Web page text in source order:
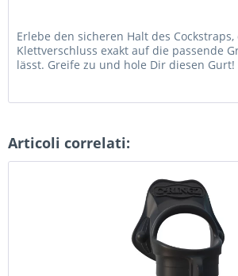
Erlebe den sicheren Halt des
Klettverschluss exakt auf die passende
lässt. Greife zu und hole Dir diesen Gurt!
Articoli correlati: